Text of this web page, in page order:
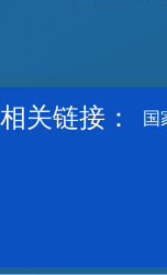
相关链接： 国